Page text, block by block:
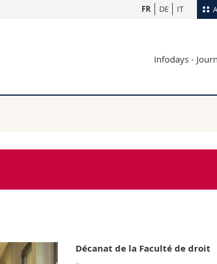
Chercheurs
Plan d'accès
Webmail
FR DE IT
Infodays -
Décanat de la Faculté de droit